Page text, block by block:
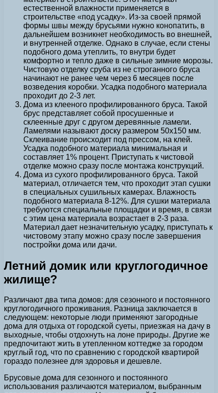
естественной влажности применяется в
строительстве «под усадку». Из-за своей прямой
формы швы между брусьями нужно конопатить, в
дальнейшем возникнет необходимость во внешней,
и внутренней отделке. Однако в случае, если стены
подобного дома утеплить, то внутри будет
комфортно и тепло даже в сильные зимние морозы.
Чистовую отделку сруба из не строганного бруса
начинают не ранее чем через 6 месяцев после
возведения коробки. Усадка подобного материала
проходит до 2-3 лет.
Дома из клееного профилированного бруса. Такой
брус представляет собой просушенные и
склеенные друг с другом деревянные ламели.
Ламелями называют доску размером 50х150 мм.
Склеивание происходит под прессом, на клей.
Усадка подобного материала минимальная и
составляет 1% процент. Приступать к чистовой
отделке можно сразу после монтажа конструкций.
Дома из сухого профилированного бруса. Такой
материал, отличается тем, что проходит этап сушки
в специальных сушильных камерах. Влажность
подобного материала 8-12%. Для сушки материала
требуются специальные площадки и время, в связи
с этим цена материала возрастает в 2-3 раза.
Материал дает незначительную усадку, приступать к
чистовому этапу можно сразу после завершения
постройки дома или дачи.
Летний домик или круглогодичное
жилище?
Различают два типа домов: для сезонного и постоянного
круглогодичного проживания. Разница заключается в
следующем: некоторые люди применяют загородные
дома для отдыха от городской суеты, приезжая на дачу в
выходные, чтобы отдохнуть на лоне природы. Другие же
предпочитают жить в утепленном коттедже за городом
круглый год, что по сравнению с городской квартирой
гораздо полезнее для здоровья и дешевле.
Брусовые дома для сезонного и постоянного
использования различаются материалом, выбранным